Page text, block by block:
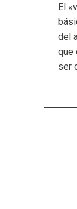
El
del
que
ser